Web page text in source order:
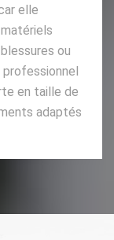
elle
ou
professionnel
en taille de
adaptés